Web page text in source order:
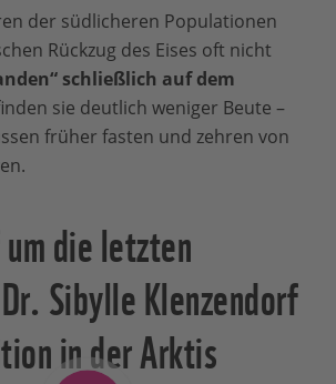
der südlicheren Populationen
Rückzug des Eises oft nicht
schließlich auf dem
sie deutlich weniger Beute –
früher fasten und zehren von
die letzten
Sibylle Klenzendorf
in der Arktis